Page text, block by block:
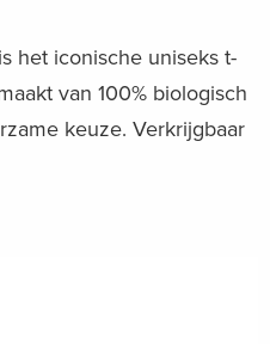
het iconische uniseks t-
van 100% biologisch
keuze. Verkrijgbaar